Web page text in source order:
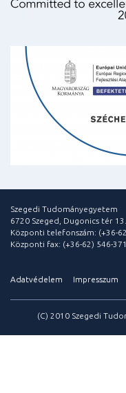
Szegedi Tudományegyetem
6720 Szeged, Dugonics tér 13.
Központi telefonszám: (+36-
Központi fax: (+36-62) 546-371
Adatvédelem Impresszum
(C) 2010 Szegedi